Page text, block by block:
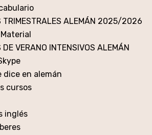
TRIMESTRALES ALEMÁN 2025/2026
DE VERANO INTENSIVOS ALEMÁN
dice en alemán
cursos
inglés